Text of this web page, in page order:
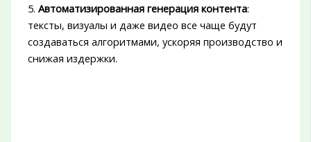
5. Автоматизированная генерация контента:
тексты, визуалы и даже видео все чаще будут
создаваться алгоритмами, ускоряя производство и
снижая издержки.